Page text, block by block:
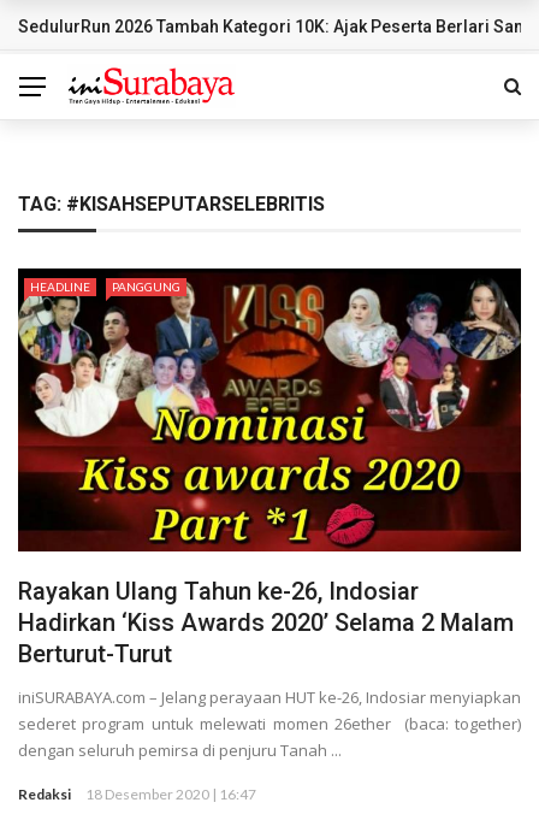
BREAKING NEWS
SedulurRun 2026 Tambah Kategori 10K: Ajak Peserta Berlari
TAG: #KISAHSEPUTARSELEBRITIS
HEADLINE PANGGUNG
Rayakan Ulang Tahun ke-26, Indosiar
Hadirkan ‘Kiss Awards 2020’ Selama 2 Malam
Berturut-Turut
iniSURABAYA.com – Jelang perayaan HUT ke-26, Indosiar menyiapkan
sederet program untuk melewati momen 26ether (baca: together)
dengan seluruh pemirsa di penjuru Tanah ...
Redaksi 18 Desember 2020 | 16:47